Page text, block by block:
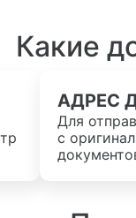
Какие
АДРЕС
Для
с